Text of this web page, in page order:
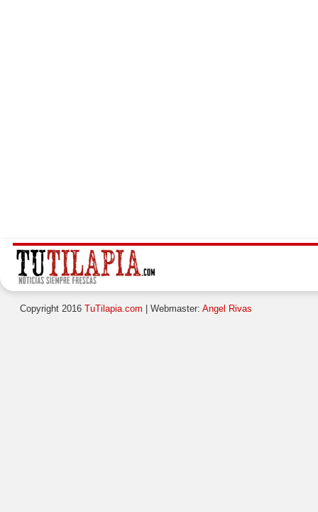
Copyright 2016 TuTilapia.com | Webmaster: Angel Rivas